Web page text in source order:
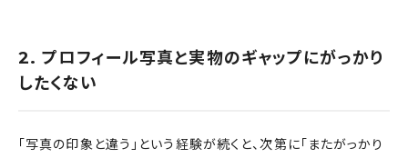
2. プロフィール写真と実物のギャップにがっかり
したくない
「写真の印象と違う」という経験が続くと、次第に「またがっかり